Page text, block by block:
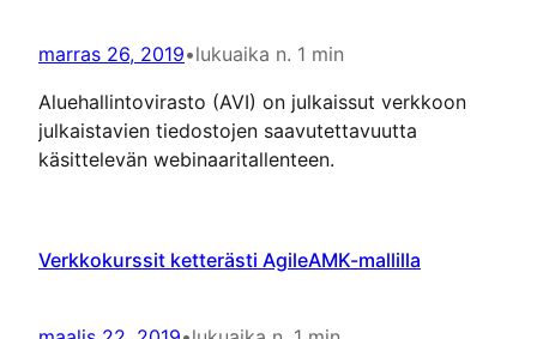
marras 26, 2019•lukuaika n. 1 min
Aluehallintovirasto (AVI) on julkaissut verkkoon
julkaistavien tiedostojen saavutettavuutta
käsittelevän webinaaritallenteen.
Verkkokurssit ketterästi AgileAMK-mallilla